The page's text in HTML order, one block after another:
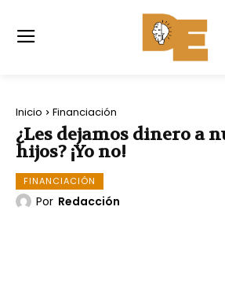
Inicio Financiación
¿Les dejamos dinero a
hijos? ¡Yo no!
FINANCIACIÓN
Por Redacción